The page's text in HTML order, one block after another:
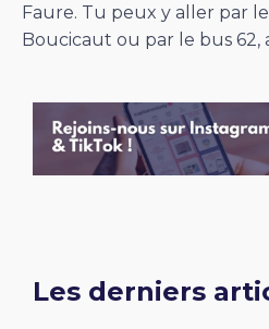
Faure. Tu peux y aller par
Boucicaut ou par le bus 62,
Les derniers